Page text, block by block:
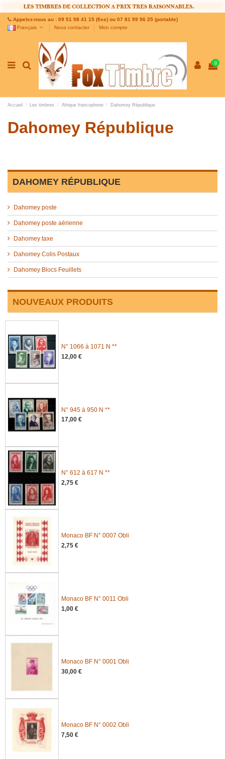
Appelez-nous au : 09 51 98 41 15 (fixe) ou 07 81 99 96 25 (portable)
Français
Nous contacter Mon compte
0
Accueil Les timbres Afrique francophone Dahomey République
Dahomey République
DAHOMEY RÉPUBLIQUE
Dahomey poste
Dahomey poste aérienne
Dahomey taxe
Dahomey Colis Postaux
Dahomey Blocs Feuillets
NOUVEAUX PRODUITS
N° 1066 à 1071 N **
12,00 €
N° 945 à 950 N **
17,00 €
N° 612 à 617 N **
2,75 €
Monaco BF N° 0007 Obli
2,75 €
Monaco BF N° 0011 Obli
1,00 €
Monaco BF N° 0001 Obli
30,00 €
Monaco BF N° 0002 Obli
7,50 €